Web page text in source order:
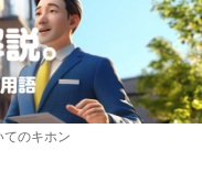
てのキホン